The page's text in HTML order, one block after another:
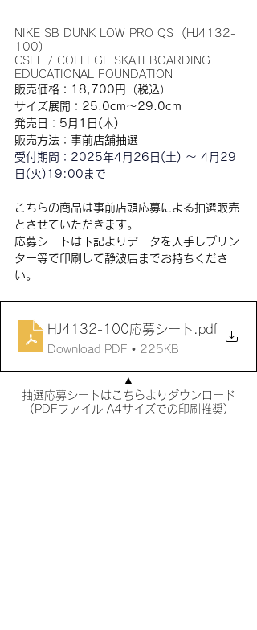
NIKE SB DUNK LOW PRO QS  (HJ4132-
100)
CSEF / COLLEGE SKATEBOARDING
EDUCATIONAL FOUNDATION
販売価格：18,700円（税込）
サイズ展開：25.0cm〜29.0cm
発売日：5月1日(木)
販売方法：事前店舗抽選
受付期間：2025年4月26日(土) 〜 4月29
日(火)19:00まで
こちらの商品は事前店頭応募による抽選販売
とさせていただきます。
応募シートは下記よりデータを入手しプリン
ター等で印刷して静波店までお持ちくださ
い。
HJ4132-100応募シート .pdf
Download PDF • 225KB
▲
抽選応募シートはこちらよりダウンロード
(PDFファイル A4サイズでの印刷推奨)